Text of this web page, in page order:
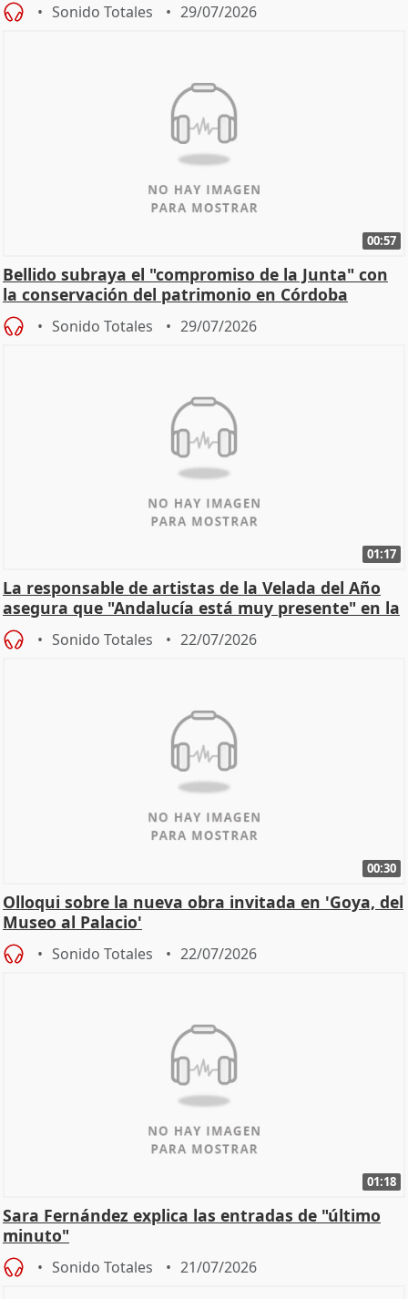
Sonido Totales 29/07/2026
00:57
Bellido subraya el "compromiso de la Junta" con
la conservación del patrimonio en Córdoba
Sonido Totales 29/07/2026
01:17
La responsable de artistas de la Velada del Año
asegura que "Andalucía está muy presente" en la
cita
Sonido Totales 22/07/2026
00:30
Olloqui sobre la nueva obra invitada en 'Goya, del
Museo al Palacio'
Sonido Totales 22/07/2026
01:18
Sara Fernández explica las entradas de "último
minuto"
Sonido Totales 21/07/2026